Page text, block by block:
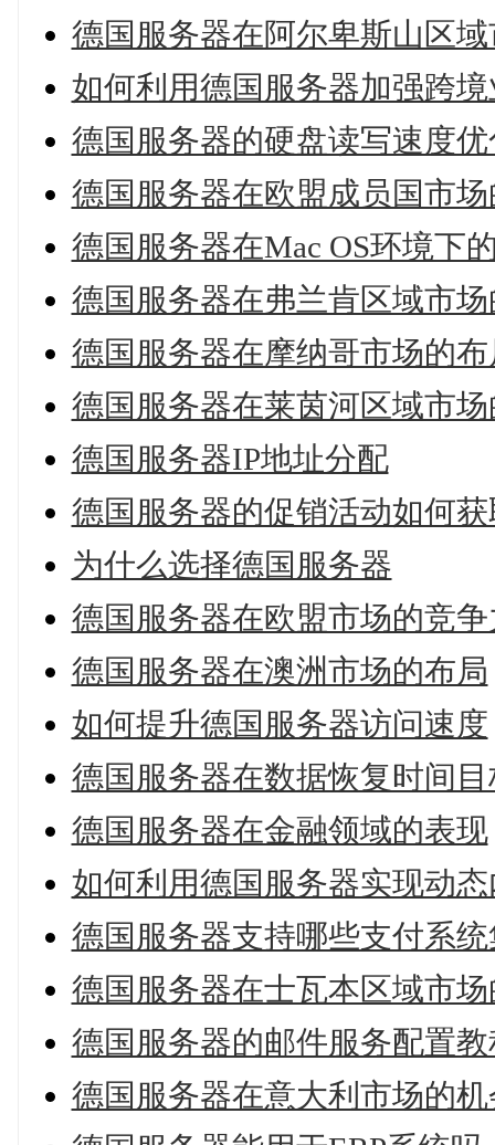
德国服务器在阿尔卑斯山区
如何利用德国服务器加强跨
德国服务器的硬盘读写速度
德国服务器在欧盟成员国市
德国服务器在Mac OS环境下
德国服务器在弗兰肯区域市
德国服务器在摩纳哥市场的布
德国服务器在莱茵河区域市
德国服务器IP地址分配
德国服务器的促销活动如何
为什么选择德国服务器
德国服务器在欧盟市场的竞争
德国服务器在澳洲市场的布局
如何提升德国服务器访问速度
德国服务器在数据恢复时间
德国服务器在金融领域的表现
如何利用德国服务器实现动
德国服务器支持哪些支付系
德国服务器在士瓦本区域市
德国服务器的邮件服务配置教
德国服务器在意大利市场的机